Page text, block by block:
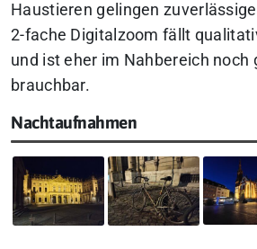
Haustieren gelingen
2-fache Digitalzoom fällt
und ist eher im Nahbereich noch
brauchbar.
Nachtaufnahmen